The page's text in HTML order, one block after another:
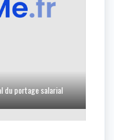
du portage salarial